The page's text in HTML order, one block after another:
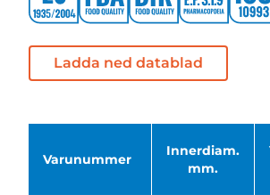
Ladda ned datablad
Varunummer
Innerdiam.
mm.